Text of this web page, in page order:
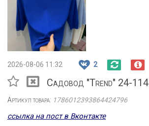
2026-08-06 11:32 2
Садовод "Trend" 24-114
Артикул товара: 1786012393864424796
ссылка на пост в Вконтакте